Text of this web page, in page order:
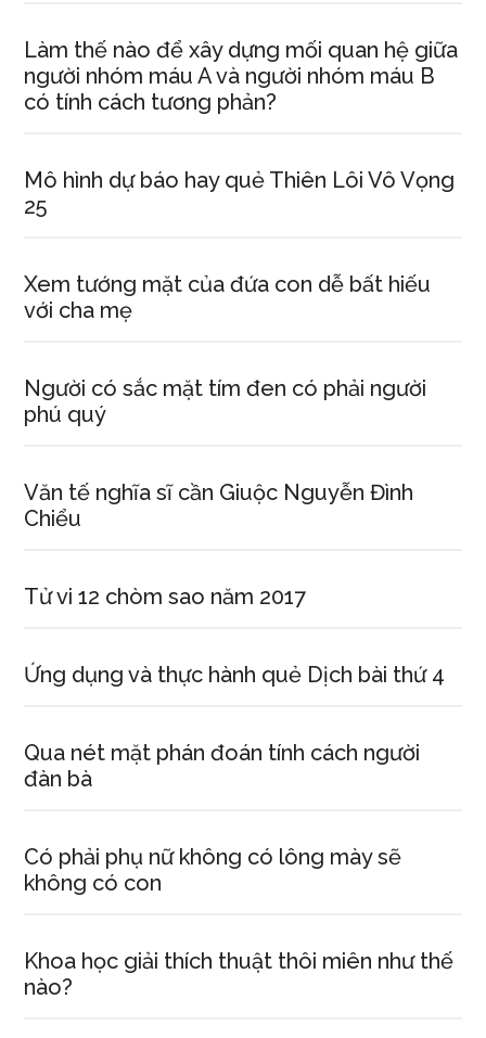
Làm thế nào để xây dựng mối quan hệ giữa
người nhóm máu A và người nhóm máu B
có tính cách tương phản?
Mô hình dự báo hay quẻ Thiên Lôi Vô Vọng
25
Xem tướng mặt của đứa con dễ bất hiếu
với cha mẹ
Người có sắc mặt tím đen có phải người
phú quý
Văn tế nghĩa sĩ cần Giuộc Nguyễn Đình
Chiểu
Tử vi 12 chòm sao năm 2017
Ứng dụng và thực hành quẻ Dịch bài thứ 4
Qua nét mặt phán đoán tính cách người
đàn bà
Có phải phụ nữ không có lông mày sẽ
không có con
Khoa học giải thích thuật thôi miên như thế
nào?